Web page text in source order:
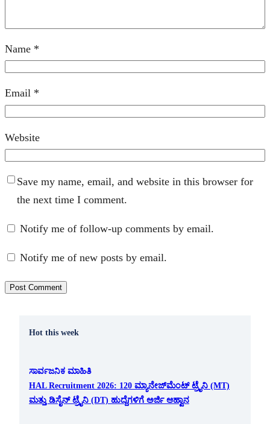
Name *
Email *
Website
Save my name, email, and website in this browser for
the next time I comment.
Notify me of follow-up comments by email.
Notify me of new posts by email.
Hot this week
ಸಾರ್ವಜನಿಕ ಮಾಹಿತಿ
HAL Recruitment 2026: 120 ಮ್ಯಾನೇಜ್‌ಮೆಂಟ್ ಟ್ರೈನಿ (MT)
ಮತ್ತು ಡಿಸೈನ್ ಟ್ರೈನಿ (DT) ಹುದ್ದೆಗಳಿಗೆ ಅರ್ಜಿ ಆಹ್ವಾನ